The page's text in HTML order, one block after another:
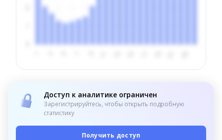
Доступ к аналитике ограничен
Зарегистрируйтесь, чтобы открыть подробную
статистику
Получить доступ